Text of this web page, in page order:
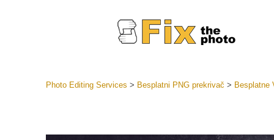
Photo Editing Services > Besplatni PNG prekrivač > Besplatne